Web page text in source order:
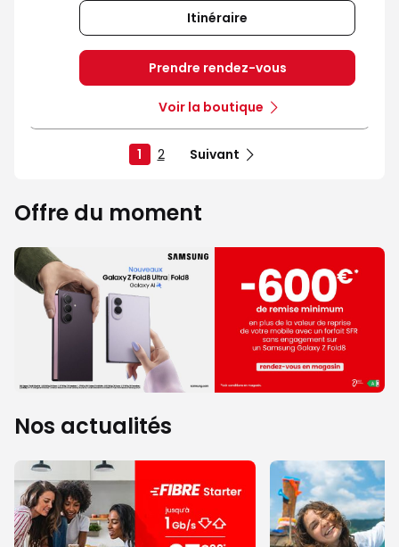
Itinéraire
Prendre rendez-vous
Voir la boutique
1 2 Suivant
Offre du moment
Nos actualités